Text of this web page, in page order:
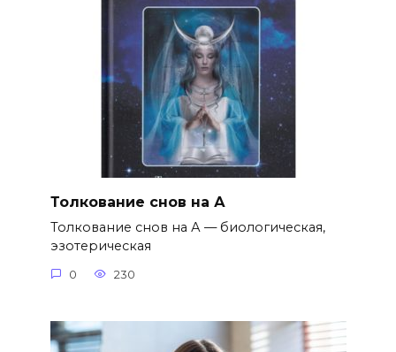
Толкование снов на А
Толкование снов на А — биологическая,
эзотерическая
0 230